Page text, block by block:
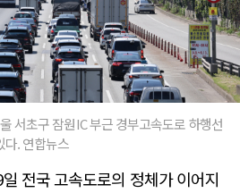
서초구 잠원IC 부근 경부고속도로 하행선
다. 연합뉴스
전국 고속도로의 정체가 이어지